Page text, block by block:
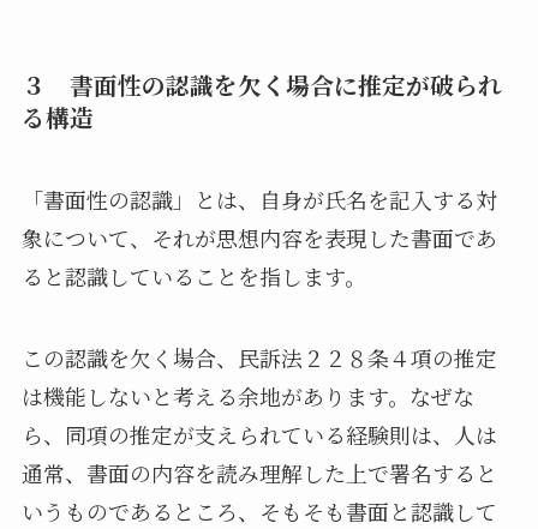
３ 書面性の認識を欠く場合に推定が破られ
る構造
「書面性の認識」とは、自身が氏名を記入する対
象について、それが思想内容を表現した書面であ
ると認識していることを指します。
この認識を欠く場合、民訴法２２８条４項の推定
は機能しないと考える余地があります。なぜな
ら、同項の推定が支えられている経験則は、人は
通常、書面の内容を読み理解した上で署名すると
いうものであるところ、そもそも書面と認識して